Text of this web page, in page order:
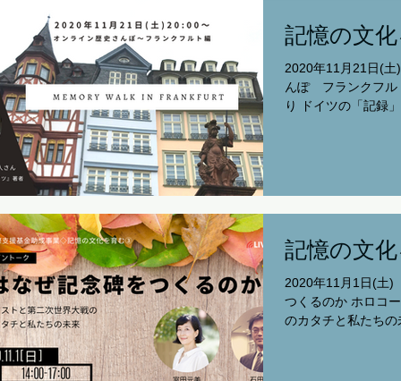
記憶の文
2020年11月21日(土
んぽ フランクフル
り ドイツの「記録
記憶の文
2020年11月1日(土
つくるのか ホロコ
のカタチと私たち